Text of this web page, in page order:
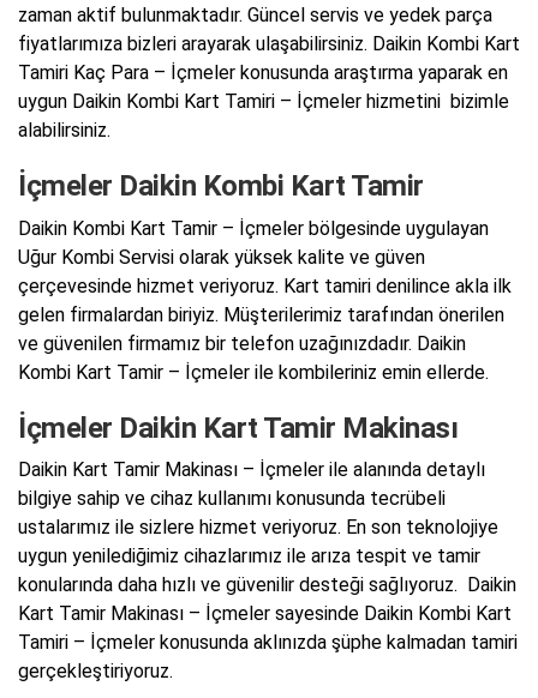
zaman aktif bulunmaktadır. Güncel servis ve yedek parça
fiyatlarımıza bizleri arayarak ulaşabilirsiniz. Daikin Kombi Kart
Tamiri Kaç Para – İçmeler konusunda araştırma yaparak en
uygun Daikin Kombi Kart Tamiri – İçmeler hizmetini bizimle
alabilirsiniz.
İçmeler Daikin Kombi Kart Tamir
Daikin Kombi Kart Tamir – İçmeler bölgesinde uygulayan
Uğur Kombi Servisi olarak yüksek kalite ve güven
çerçevesinde hizmet veriyoruz. Kart tamiri denilince akla ilk
gelen firmalardan biriyiz. Müşterilerimiz tarafından önerilen
ve güvenilen firmamız bir telefon uzağınızdadır. Daikin
Kombi Kart Tamir – İçmeler ile kombileriniz emin ellerde.
İçmeler Daikin Kart Tamir Makinası
Daikin Kart Tamir Makinası – İçmeler ile alanında detaylı
bilgiye sahip ve cihaz kullanımı konusunda tecrübeli
ustalarımız ile sizlere hizmet veriyoruz. En son teknolojiye
uygun yenilediğimiz cihazlarımız ile arıza tespit ve tamir
konularında daha hızlı ve güvenilir desteği sağlıyoruz. Daikin
Kart Tamir Makinası – İçmeler sayesinde Daikin Kombi Kart
Tamiri – İçmeler konusunda aklınızda şüphe kalmadan tamiri
gerçekleştiriyoruz.